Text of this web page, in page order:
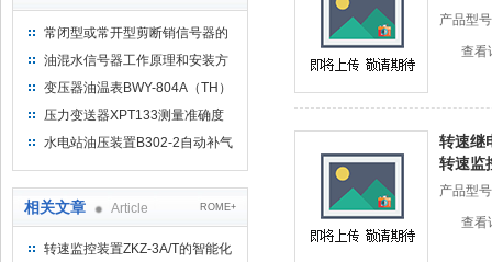
常闭型或常开型剪断销信号器的
工作原理
油混水信号器工作原理和安装方
式
变压器油温表BWY-804A（TH）
测量范围
压力变送器XPT133测量准确度
不高是什么原因导致的？
水电站油压装置B302-2自动补气
相关文章 Article ROME+
转速监控装置ZKZ-3A/T的智能化
产品型
查看
转速继
转速监
产品型
查看